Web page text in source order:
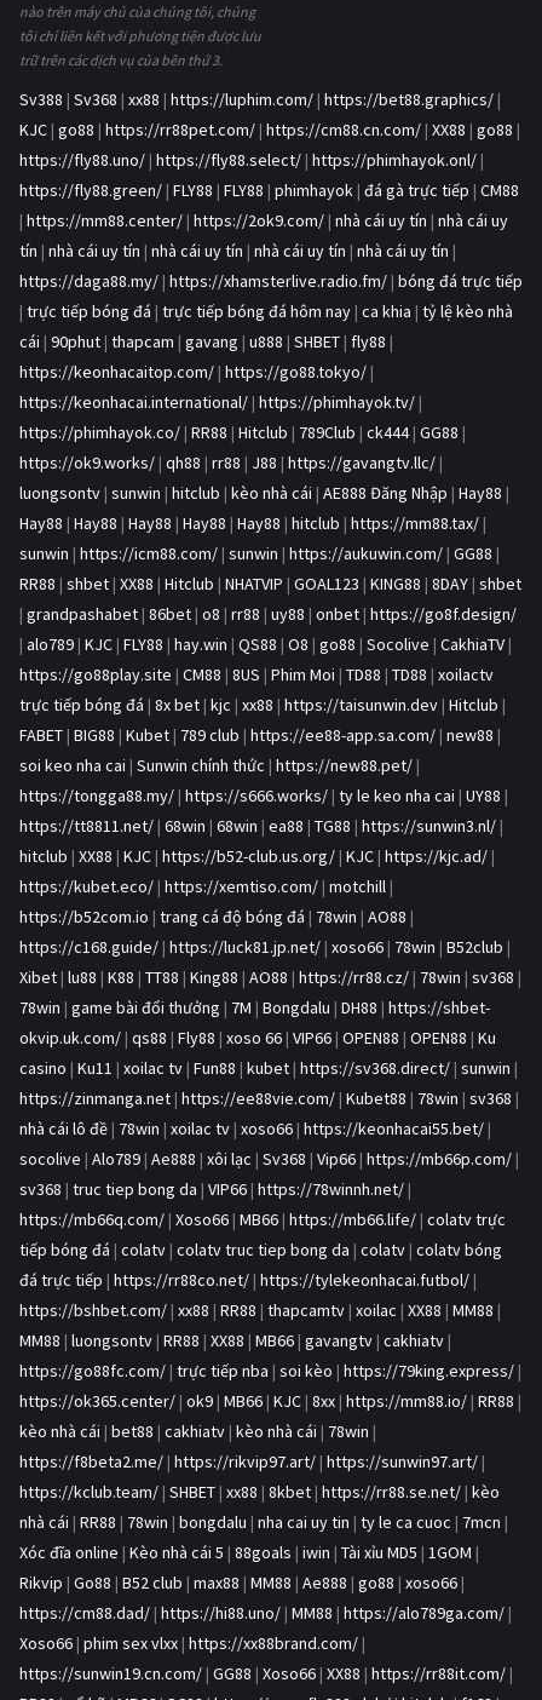
nào trên máy chủ của chúng tôi, chúng
tôi chỉ liên kết với phương tiện được lưu
trữ trên các dịch vụ của bên thứ 3.
Sv388 | Sv368 | xx88 | https://luphim.com/ | https://bet88.graphics/ |
KJC | go88 | https://rr88pet.com/ | https://cm88.cn.com/ | XX88 | go88 |
https://fly88.uno/ | https://fly88.select/ | https://phimhayok.onl/ |
https://fly88.green/ | FLY88 | FLY88 | phimhayok | đá gà trực tiếp | CM88
| https://mm88.center/ | https://2ok9.com/ | nhà cái uy tín | nhà cái uy
tín | nhà cái uy tín | nhà cái uy tín | nhà cái uy tín | nhà cái uy tín |
https://daga88.my/ | https://xhamsterlive.radio.fm/ | bóng đá trực tiếp
| trực tiếp bóng đá | trực tiếp bóng đá hôm nay | ca khia | tỷ lệ kèo nhà
cái | 90phut | thapcam | gavang | u888 | SHBET | fly88 |
https://keonhacaitop.com/ | https://go88.tokyo/ |
https://keonhacai.international/ | https://phimhayok.tv/ |
https://phimhayok.co/ | RR88 | Hitclub | 789Club | ck444| GG88 |
https://ok9.works/ | qh88 | rr88 | J88 | https://gavangtv.llc/ |
luongsontv | sunwin | hitclub | kèo nhà cái | AE888 Đăng Nhập | Hay88 |
Hay88 | Hay88 | Hay88 | Hay88 | Hay88 | hitclub | https://mm88.tax/ |
sunwin | https://icm88.com/ | sunwin | https://aukuwin.com/ | GG88 |
RR88 | shbet | XX88 | Hitclub | NHATVIP | GOAL123 | KING88 | 8DAY | shbet
| grandpashabet | 86bet | o8 | rr88 | uy88 | onbet | https://go8f.design/
| alo789 | KJC | FLY88 | hay.win | QS88 | O8 | go88 | Socolive | CakhiaTV |
https://go88play.site | CM88 | 8US | Phim Moi | TD88 | TD88 | xoilactv
trực tiếp bóng đá | 8x bet | kjc | xx88 | https://taisunwin.dev | Hitclub |
FABET | BIG88 | Kubet | 789 club | https://ee88-app.sa.com/ | new88 |
soi keo nha cai | Sunwin chính thức | https://new88.pet/ |
https://tongga88.my/ | https://s666.works/ | ty le keo nha cai | UY88 |
https://tt8811.net/ | 68win | 68win | ea88 | TG88 | https://sunwin3.nl/ |
hitclub | XX88 | KJC | https://b52-club.us.org/ | KJC | https://kjc.ad/ |
https://kubet.eco/ | https://xemtiso.com/ | motchill |
https://b52com.io | trang cá độ bóng đá | 78win | AO88 |
https://c168.guide/ | https://luck81.jp.net/ | xoso66 | 78win | B52club |
Xibet | lu88 | K88 | TT88 | King88 | AO88 | https://rr88.cz/ | 78win | sv368 |
78win | game bài đổi thưởng | 7M | Bongdalu | DH88 | https://shbet-
okvip.uk.com/ | qs88 | Fly88 | xoso 66 | VIP66 | OPEN88 | OPEN88 | Ku
casino | Ku11 | xoilac tv | Fun88 | kubet | https://sv368.direct/ | sunwin |
https://zinmanga.net | https://ee88vie.com/ | Kubet88 | 78win | sv368 |
nhà cái lô đề | 78win | xoilac tv | xoso66 | https://keonhacai55.bet/ |
socolive | Alo789 | Ae888 | xôi lạc | Sv368 | Vip66 | https://mb66p.com/ |
sv368 | truc tiep bong da | VIP66 | https://78winnh.net/ |
https://mb66q.com/ | Xoso66 | MB66 | https://mb66.life/ | colatv trực
tiếp bóng đá | colatv | colatv truc tiep bong da | colatv | colatv bóng
đá trực tiếp | https://rr88co.net/ | https://tylekeonhacai.futbol/ |
https://bshbet.com/ | xx88 | RR88 | thapcamtv | xoilac | XX88 | MM88 |
MM88 | luongsontv | RR88 | XX88 | MB66 | gavangtv | cakhiatv |
https://go88fc.com/ | trực tiếp nba | soi kèo | https://79king.express/ |
https://ok365.center/ | ok9 | MB66 | KJC | 8xx | https://mm88.io/ | RR88 |
kèo nhà cái | bet88 | cakhiatv | kèo nhà cái | 78win |
https://f8beta2.me/ | https://rikvip97.art/ | https://sunwin97.art/ |
https://kclub.team/ | SHBET | xx88 | 8kbet | https://rr88.se.net/ | kèo
nhà cái | RR88 | 78win | bongdalu | nha cai uy tin | ty le ca cuoc | 7mcn |
Xóc đĩa online | Kèo nhà cái 5 | 88goals | iwin | Tài xỉu MD5 | 1GOM |
Rikvip | Go88 | B52 club | max88 | MM88 | Ae888 | go88 | xoso66 |
https://cm88.dad/ | https://hi88.uno/ | MM88 | https://alo789ga.com/ |
Xoso66 | phim sex vlxx | https://xx88brand.com/ |
https://sunwin19.cn.com/ | GG88 | Xoso66 | XX88 | https://rr88it.com/ |